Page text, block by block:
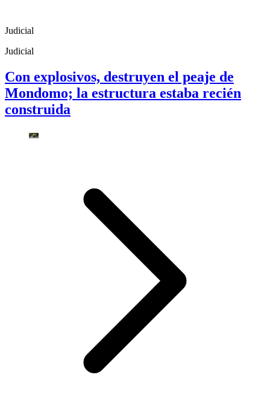
Judicial
Judicial
Con explosivos, destruyen el peaje de
Mondomo; la estructura estaba recién
construida